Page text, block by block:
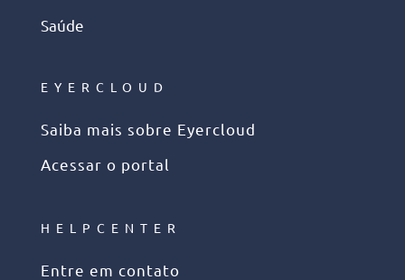
Saúde
EYERCLOUD
Saiba mais sobre Eyercloud
Acessar o portal
HELPCENTER
Entre em contato